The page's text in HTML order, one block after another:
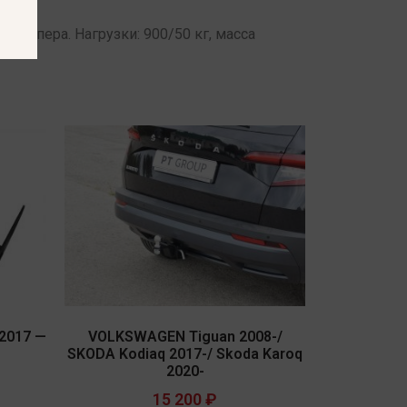
Нагрузки: 900/50 кг, масса
—
VOLKSWAGEN Tiguan 2008-/
SKODA Kodiaq 2017-/ Skoda Karoq
2020-
15 200 ₽